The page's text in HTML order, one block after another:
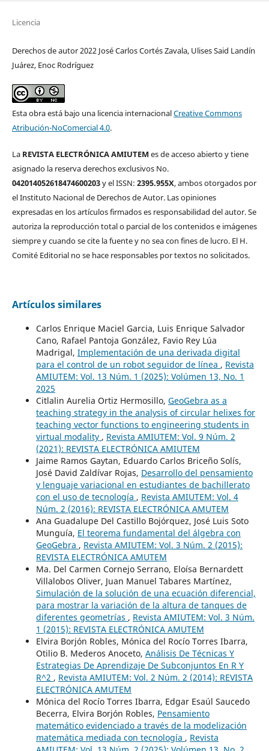
Licencia
Derechos de autor 2022 José Carlos Cortés Zavala, Ulises Said Landín
Juárez, Enoc Rodríguez
Esta obra está bajo una licencia internacionalCreative Commons
Atribución-NoComercial 4.0.
La REVISTA ELECTRÓNICA AMIUTEM es de acceso abierto y tiene
asignado la reserva derechos exclusivos No.
042014052618474600203y el ISSN: 2395.955X, ambos otorgados por
el Instituto Nacional de Derechos de Autor. Las opiniones
expresadas en los artículos firmados es responsabilidad del autor. Se
autoriza la reproducción total o parcial de los contenidos e imágenes
siempre y cuando se cite la fuente y no sea con fines de lucro. El H.
Comité Editorial no se hace responsables por textos no solicitados.
Artículos similares
Carlos Enrique Maciel Garcia, Luis Enrique Salvador
Cano, Rafael Pantoja González, Favio Rey Lúa
Madrigal, Implementación de una derivada digital
para el control de un robot seguidor de línea , Revista
AMIUTEM: Vol. 13 Núm. 1 (2025): Volúmen 13, No. 1
2025
Citlalin Aurelia Ortiz Hermosillo, GeoGebra as a
teaching strategy in the analysis of circular helixes for
teaching vector functions to engineering students in
virtual modality , Revista AMIUTEM: Vol. 9 Núm. 2
(2021): REVISTA ELECTRÓNICA AMIUTEM
Jaime Ramos Gaytan, Eduardo Carlos Briceño Solís,
José David Zaldívar Rojas, Desarrollo del pensamiento
y lenguaje variacional en estudiantes de bachillerato
con el uso de tecnología , Revista AMIUTEM: Vol. 4
Núm. 2 (2016): REVISTA ELECTRÓNICA AMUTEM
Ana Guadalupe Del Castillo Bojórquez, José Luis Soto
Munguía, El teorema fundamental del álgebra con
GeoGebra , Revista AMIUTEM: Vol. 3 Núm. 2 (2015):
REVISTA ELECTRÓNICA AMUTEM
Ma. Del Carmen Cornejo Serrano, Eloísa Bernardett
Villalobos Oliver, Juan Manuel Tabares Martínez,
Simulación de la solución de una ecuación diferencial,
para mostrar la variación de la altura de tanques de
diferentes geometrías , Revista AMIUTEM: Vol. 3 Núm.
1 (2015): REVISTA ELECTRÓNICA AMUTEM
Elvira Borjón Robles, Mónica del Rocío Torres Ibarra,
Otilio B. Mederos Anoceto, Análisis De Técnicas Y
Estrategias De Aprendizaje De Subconjuntos En R Y
R^2 , Revista AMIUTEM: Vol. 2 Núm. 2 (2014): REVISTA
ELECTRÓNICA AMUTEM
Mónica del Rocío Torres Ibarra, Edgar Esaúl Saucedo
Becerra, Elvira Borjón Robles, Pensamiento
matemático evidenciado a través de la modelización
matemática mediada con tecnología , Revista